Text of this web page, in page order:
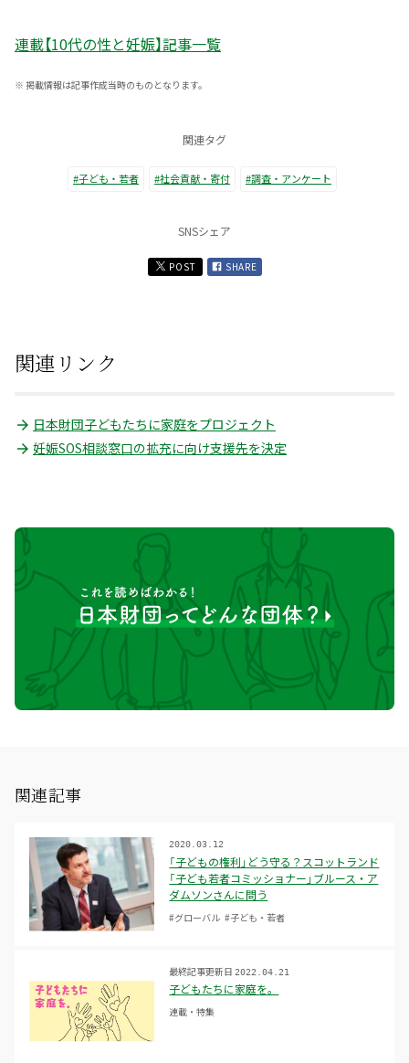
連載【10代の性と妊娠】記事一覧
※ 掲載情報は記事作成当時のものとなります。
関連タグ
#子ども・若者 #社会貢献・寄付 #調査・アンケート
SNSシェア
POST SHARE
関連リンク
日本財団子どもたちに家庭をプロジェクト
妊娠SOS相談窓口の拡充に向け支援先を決定
関連記事
「子どもの権利」どう守る？スコットランド
「子ども若者コミッショナー」ブルース・ア
ダムソンさんに問う
2020.03.12
#グローバル #子ども・若者
子どもたちに家庭を。
最終記事更新日2022.04.21
連載・特集